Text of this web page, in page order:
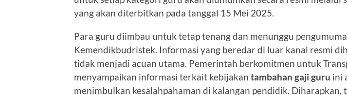
yang akan diterbitkan pada tanggal 15 Mei 2025.
Para guru diimbau untuk tetap tenang dan menunggu
Kemendikbudristek. Informasi yang beredar di luar kanal resmi
tidak menjadi acuan utama. Pemerintah berkomitmen untuk
menyampaikan informasi terkait kebijakan tambahan gaji guru ini
menimbulkan kesalahpahaman di kalangan pendidik. Diharapkan,